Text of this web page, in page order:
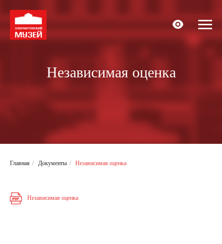
Независимая оценка
Главная / Документы / Независимая оценка
Независимая оценка